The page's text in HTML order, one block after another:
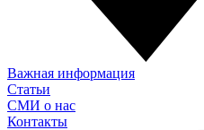
Важная информация
Статьи
СМИ о нас
Контакты